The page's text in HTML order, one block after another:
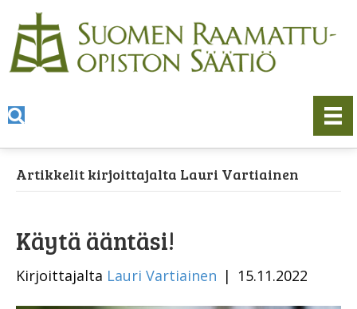
Artikkelit kirjoittajalta Lauri Vartiainen
Käytä ääntäsi!
Kirjoittajalta Lauri Vartiainen | 15.11.2022